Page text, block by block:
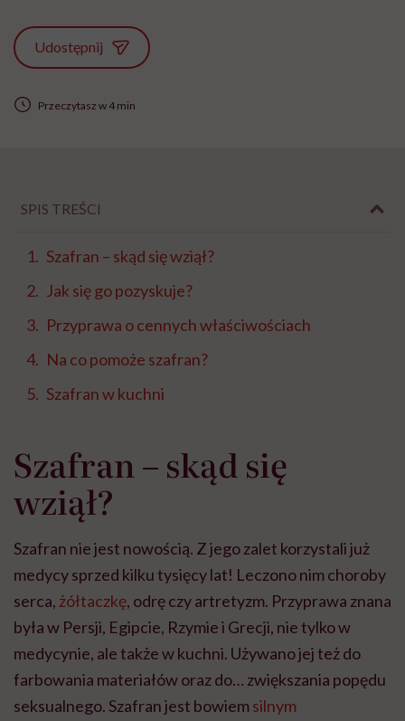
Udostępnij
Przeczytasz w 4 min
SPIS TREŚCI
Szafran – skąd się wziął?
Jak się go pozyskuje?
Przyprawa o cennych właściwościach
Na co pomoże szafran?
Szafran w kuchni
Szafran – skąd się
wziął?
Szafran nie jest nowością. Z jego zalet korzystali już
medycy sprzed kilku tysięcy lat! Leczono nim choroby
serca, żółtaczkę, odrę czy artretyzm. Przyprawa znana
była w Persji, Egipcie, Rzymie i Grecji, nie tylko w
medycynie, ale także w kuchni. Używano jej też do
farbowania materiałów oraz do… zwiększania popędu
seksualnego. Szafran jest bowiemsilnym